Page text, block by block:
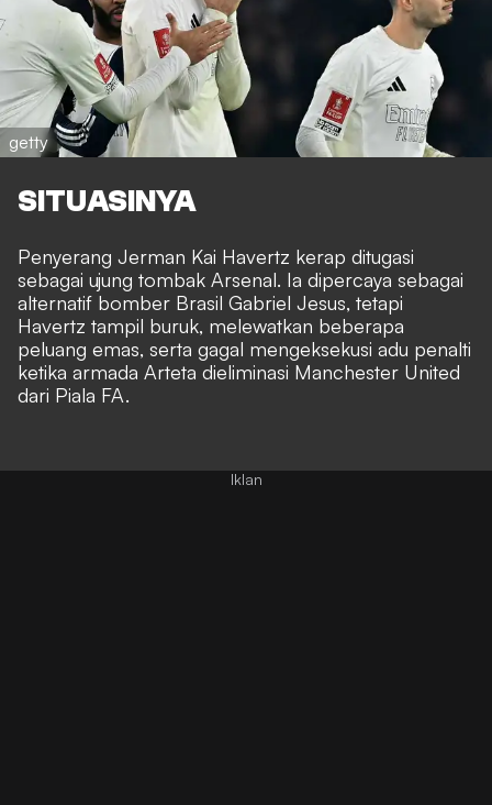
getty
SITUASINYA
Penyerang Jerman Kai Havertz kerap ditugasi
sebagai ujung tombak Arsenal. Ia dipercaya sebagai
alternatif bomber Brasil Gabriel Jesus, tetapi
Havertz tampil buruk, melewatkan beberapa
peluang emas, serta gagal mengeksekusi adu penalti
ketika armada Arteta dieliminasi Manchester United
dari Piala FA.